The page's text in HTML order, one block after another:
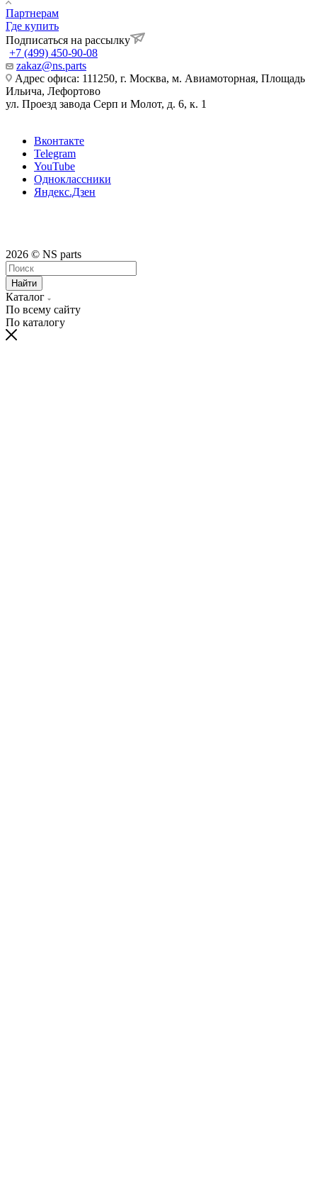
Партнерам
Где купить
Подписаться на рассылку
+7 (499) 450-90-08
zakaz@ns.parts
Адрес офиса: 111250, г. Москва, м. Авиамоторная, Площадь
Ильича, Лефортово
ул. Проезд завода Серп и Молот, д. 6, к. 1
Вконтакте
Telegram
YouTube
Одноклассники
Яндекс.Дзен
2026 © NS parts
Найти
Каталог
По всему сайту
По каталогу